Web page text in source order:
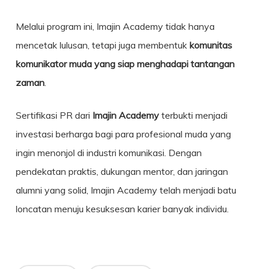
Melalui program ini, Imajin Academy tidak hanya
mencetak lulusan, tetapi juga membentuk komunitas
komunikator muda yang siap menghadapi tantangan
zaman.
Sertifikasi PR dari Imajin Academyterbukti menjadi
investasi berharga bagi para profesional muda yang
ingin menonjol di industri komunikasi. Dengan
pendekatan praktis, dukungan mentor, dan jaringan
alumni yang solid, Imajin Academy telah menjadi batu
loncatan menuju kesuksesan karier banyak individu.